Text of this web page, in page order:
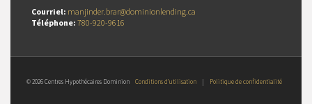
Courriel: manjinder.brar@dominionlending.ca
Téléphone: 780-920-9616
© 2026 Centres Hypothécaires Dominion Conditions d’utilisation | Politique de confidentialité